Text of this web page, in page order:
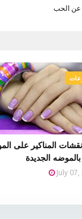
عن الحب
المناكير على
بالموضه الجديدة
July